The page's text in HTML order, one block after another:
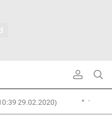
29.02.2020)